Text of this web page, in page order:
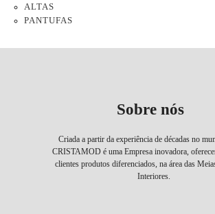
ALTAS
PANTUFAS
Sobre nós
Criada a partir da experiência de décadas no
CRISTAMOD é uma Empresa inovadora,
clientes produtos diferenciados, na área das
Interiores.